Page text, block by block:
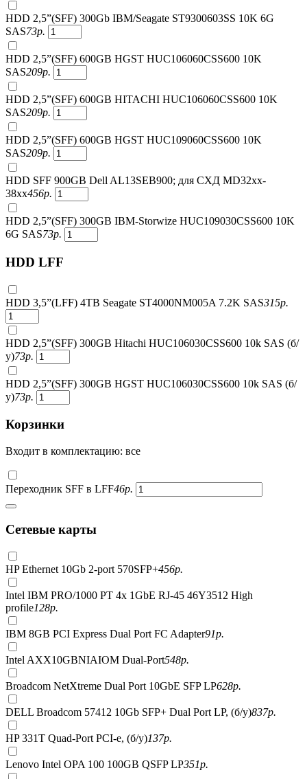
HDD 2,5”(SFF) 300Gb IBM/Seagate ST9300603SS 10K 6G
SAS73р.
HDD 2,5”(SFF) 600GB HGST HUC106060CSS600 10K
SAS209р.
HDD 2,5”(SFF) 600GB HITACHI HUC106060CSS600 10K
SAS209р.
HDD 2,5”(SFF) 600GB HGST HUC109060CSS600 10K
SAS209р.
HDD SFF 900GB Dell AL13SEB900; для СХД MD32xx-
38xx456р.
HDD 2,5”(SFF) 300GB IBM-Storwize HUC109030CSS600 10K
6G SAS73р.
HDD LFF
HDD 3,5”(LFF) 4TB Seagate ST4000NM005A 7.2K SAS315р.
HDD 2,5”(SFF) 300GB Hitachi HUC106030CSS600 10k SAS (б/
у)73р.
HDD 2,5”(SFF) 300GB HGST HUC106030CSS600 10k SAS (б/
у)73р.
Корзинки
Входит в комплектацию: все
Переходник SFF в LFF46р.
Сетевые карты
HP Ethernet 10Gb 2-port 570SFP+456р.
Intel IBM PRO/1000 PT 4x 1GbE RJ-45 46Y3512 High
profile128р.
IBM 8GB PCI Express Dual Port FC Adapter91р.
Intel AXX10GBNIAIOM Dual-Port548р.
Broadcom NetXtreme Dual Port 10GbE SFP LP628р.
DELL Broadcom 57412 10Gb SFP+ Dual Port LP, (б/у)837р.
HP 331T Quad-Port PCI-e, (б/у)137р.
Lenovo Intel OPA 100 100GB QSFP LP351р.